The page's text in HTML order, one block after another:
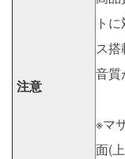
注意
ト
ス
音質
※マ
面(